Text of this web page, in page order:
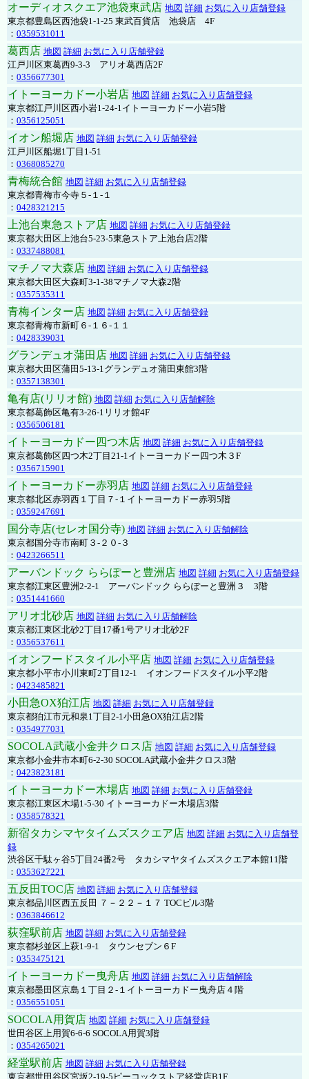
オーディオスクエア池袋東武店 地図 詳細 お気に入り店舗登録
東京都豊島区西池袋1-1-25 東武百貨店 池袋店 4F
： 0359531011
葛西店 地図 詳細 お気に入り店舗登録
江戸川区東葛西9-3-3 アリオ葛西店2F
： 0356677301
イトーヨーカドー小岩店 地図 詳細 お気に入り店舗登録
東京都江戸川区西小岩1-24-1イトーヨーカドー小岩5階
： 0356125051
イオン船堀店 地図 詳細 お気に入り店舗登録
江戸川区船堀1丁目1-51
： 0368085270
青梅統合館 地図 詳細 お気に入り店舗登録
東京都青梅市今寺５-１-１
： 0428321215
上池台東急ストア店 地図 詳細 お気に入り店舗登録
東京都大田区上池台5-23-5東急ストア上池台店2階
： 0337488081
マチノマ大森店 地図 詳細 お気に入り店舗登録
東京都大田区大森町3-1-38マチノマ大森2階
： 0357535311
青梅インター店 地図 詳細 お気に入り店舗登録
東京都青梅市新町６-１６-１１
： 0428339031
グランデュオ蒲田店 地図 詳細 お気に入り店舗登録
東京都大田区蒲田5-13-1グランデュオ蒲田東館3階
： 0357138301
亀有店(リリオ館) 地図 詳細 お気に入り店舗解除
東京都葛飾区亀有3-26-1リリオ館4F
： 0356506181
イトーヨーカドー四つ木店 地図 詳細 お気に入り店舗登録
東京都葛飾区四つ木2丁目21-1イトーヨーカドー四つ木３F
： 0356715901
イトーヨーカドー赤羽店 地図 詳細 お気に入り店舗登録
東京都北区赤羽西１丁目７-１イトーヨーカドー赤羽5階
： 0359247691
国分寺店(セレオ国分寺) 地図 詳細 お気に入り店舗解除
東京都国分寺市南町３-２０-３
： 0423266511
アーバンドック ららぽーと豊洲店 地図 詳細 お気に入り店舗登録
東京都江東区豊洲2-2-1 アーバンドック ららぽーと豊洲３ 3階
： 0351441660
アリオ北砂店 地図 詳細 お気に入り店舗解除
東京都江東区北砂2丁目17番1号アリオ北砂2F
： 0356537611
イオンフードスタイル小平店 地図 詳細 お気に入り店舗登録
東京都小平市小川東町2丁目12-1 イオンフードスタイル小平2階
： 0423485821
小田急OX狛江店 地図 詳細 お気に入り店舗登録
東京都狛江市元和泉1丁目2-1小田急OX狛江店2階
： 0354977031
SOCOLA武蔵小金井クロス店 地図 詳細 お気に入り店舗登録
東京都小金井市本町6-2-30 SOCOLA武蔵小金井クロス3階
： 0423823181
イトーヨーカドー木場店 地図 詳細 お気に入り店舗登録
東京都江東区木場1-5-30 イトーヨーカドー木場店3階
： 0358578321
新宿タカシマヤタイムズスクエア店 地図 詳細 お気に入り店舗登
録
渋谷区千駄ヶ谷5丁目24番2号 タカシマヤタイムズスクエア本館11階
： 0353627221
五反田TOC店 地図 詳細 お気に入り店舗登録
東京都品川区西五反田 ７－２２－１７ TOCビル3階
： 0363846612
荻窪駅前店 地図 詳細 お気に入り店舗登録
東京都杉並区上萩1-9-1 タウンセブン６F
： 0353475121
イトーヨーカドー曳舟店 地図 詳細 お気に入り店舗解除
東京都墨田区京島１丁目２-１イトーヨーカドー曳舟店４階
： 0356551051
SOCOLA用賀店 地図 詳細 お気に入り店舗登録
世田谷区上用賀6-6-6 SOCOLA用賀3階
： 0354265021
経堂駅前店 地図 詳細 お気に入り店舗登録
東京都世田谷区宮坂2-19-5ピーコックストア経堂店B1F